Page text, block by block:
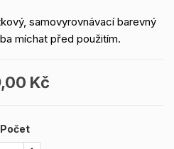
samovyrovnávací barevný
míchat před použitím.
Kč
Počet